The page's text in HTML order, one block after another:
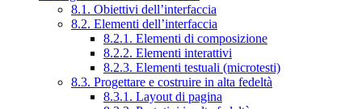
8.1. Obiettivi dell’interfaccia
8.2. Elementi dell’interfaccia
8.2.1. Elementi di composizione
8.2.2. Elementi interattivi
8.2.3. Elementi testuali (microtesti)
8.3. Progettare e costruire in alta fedeltà
8.3.1. Layout di pagina